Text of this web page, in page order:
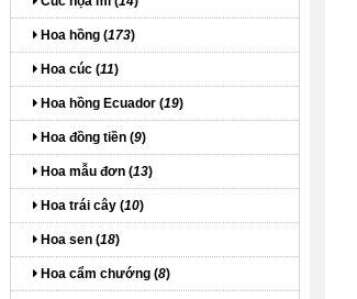
Hoa hồng (173)
Hoa cúc (11)
Hoa hồng Ecuador (19)
Hoa đồng tiền (9)
Hoa mẫu đơn (13)
Hoa trái cây (10)
Hoa sen (18)
Hoa cẩm chướng (8)